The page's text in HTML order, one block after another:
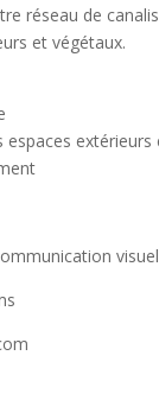
réseau de
et végétaux.
espaces